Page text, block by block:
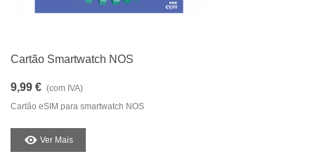
Cartão Smartwatch NOS
9,99 € (com IVA)
Cartão eSIM para smartwatch NOS
Ver Mais